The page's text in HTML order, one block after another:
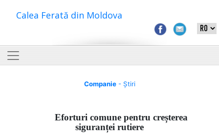
Calea Ferată din Moldova
Companie- Știri
Eforturi comune pentru creșterea
siguranței rutiere